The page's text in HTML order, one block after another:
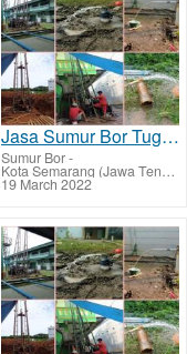
Jasa Sumur Bor Tugu dan Biaya Jasa Buat Sumur Bor
Sumur Bor-
Kota Semarang (Jawa Tengah)
19 March 2022